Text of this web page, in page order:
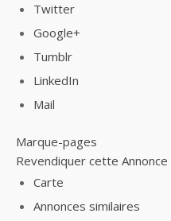
Twitter
Google+
Tumblr
LinkedIn
Mail
Marque-pages
Revendiquer cette Annonce
Carte
Annonces similaires